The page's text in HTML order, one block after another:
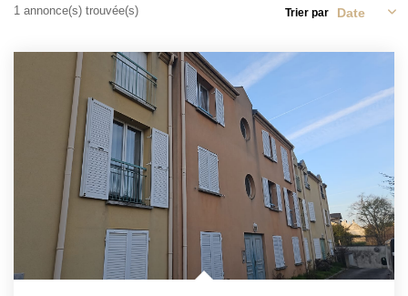
1 annonce(s) trouvée(s) Trier par